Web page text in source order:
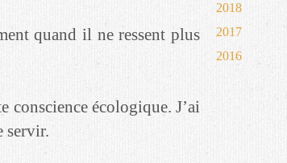
quand il ne ressent plus
conscience écologique. J’ai
servir.
2018
2017
2016